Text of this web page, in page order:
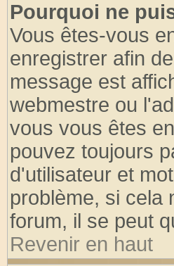
Pourquoi ne
Vous êtes-vous
enregistrer afin
message est
webmestre ou
vous vous êtes
pouvez toujours
d'utilisateur et
problème, si cela
forum, il se peut
Revenir en haut